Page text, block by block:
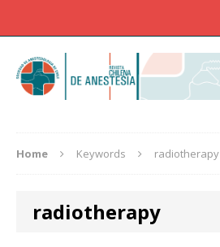
Home Keywords radiotherapy
radiotherapy